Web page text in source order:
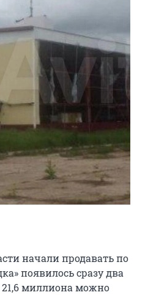
начали продавать по
появилось сразу два
21,6 миллиона можно